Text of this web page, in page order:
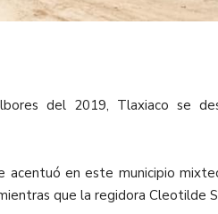
del 2019, Tlaxiaco se
acentuó en este municipio
que la regidora Cleotilde